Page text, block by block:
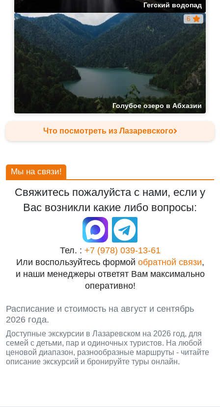
Гегский водопад
Голубое озеро в Абхазии
6
Что посмотреть из Лазаревского
Мы на связи!
Свяжитесь пожалуйста с нами, если у
Вас возникли какие либо вопросы:
Тел. : +7 (978) 039-13-61
Или воспользуйтесь формой обратной связи,
и наши менеджеры ответят Вам максимально
оперативно!
Расписание и стоимость на август и сентябрь
2026 года.
Доступные экскурсии в Лазаревском на 2026 год, для
семей с детьми, пар и одиночных туристов. На любой
ценовой диапазон, разнообразные маршруты - читайте
описание экскурсий и бронируйте туры онлайн.